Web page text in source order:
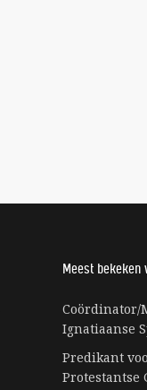
Meest bekeken
Coördinator/
Ignatiaanse
Predikant
Protestantse